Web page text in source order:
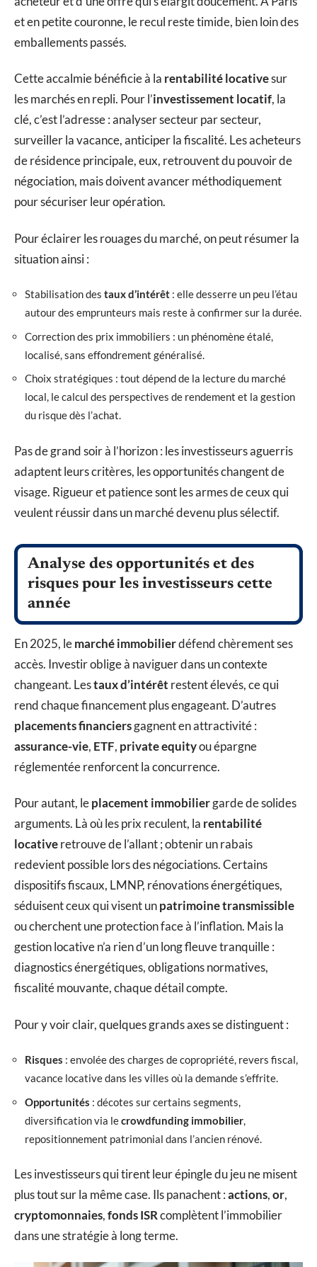
et en petite couronne, le recul reste timide, bien loin des
emballements passés.
Cette accalmie bénéficie à la rentabilité locativesur
les marchés en repli. Pour l’investissement locatif, la
clé, c’est l’adresse : analyser secteur par secteur,
surveiller la vacance, anticiper la fiscalité. Les acheteurs
de résidence principale, eux, retrouvent du pouvoir de
négociation, mais doivent avancer méthodiquement
pour sécuriser leur opération.
Pour éclairer les rouages du marché, on peut résumer la
situation ainsi :
Stabilisation des taux d’intérêt : elle desserre un peu l’étau
autour des emprunteurs mais reste à confirmer sur la durée.
Correction des prix immobiliers : un phénomène étalé,
localisé, sans effondrement généralisé.
Choix stratégiques : tout dépend de la lecture du marché
local, le calcul des perspectives de rendement et la gestion
du risque dès l’achat.
Pas de grand soir à l’horizon : les investisseurs aguerris
adaptent leurs critères, les opportunités changent de
visage. Rigueur et patience sont les armes de ceux qui
veulent réussir dans un marché devenu plus sélectif.
Analyse des opportunités et des
risques pour les investisseurs cette
année
En 2025, lemarché immobilierdéfend chèrement ses
accès. Investir oblige à naviguer dans un contexte
changeant. Lestaux d’intérêt restent élevés, ce qui
rend chaque financement plus engageant. D’autres
placements financiersgagnent en attractivité :
assurance-vie, ETF, private equityou épargne
réglementée renforcent la concurrence.
Pour autant, leplacement immobiliergarde de solides
arguments. Là où les prix reculent, la rentabilité
locativeretrouve de l’allant ; obtenir un rabais
redevient possible lors des négociations. Certains
dispositifs fiscaux, LMNP, rénovations énergétiques,
séduisent ceux qui visent unpatrimoine transmissible
ou cherchent une protection face à l’inflation. Mais la
gestion locative n’a rien d’un long fleuve tranquille :
diagnostics énergétiques, obligations normatives,
fiscalité mouvante, chaque détail compte.
Pour y voir clair, quelques grands axes se distinguent :
Risques : envolée des charges de copropriété, revers fiscal,
vacance locative dans les villes où la demande s’effrite.
Opportunités : décotes sur certains segments,
diversification via lecrowdfunding immobilier,
repositionnement patrimonial dans l’ancien rénové.
Les investisseurs qui tirent leur épingle du jeu ne misent
plus tout sur la même case. Ils panachent :actions,or,
cryptomonnaies,fonds ISRcomplètent l’immobilier
dans une stratégie à long terme.